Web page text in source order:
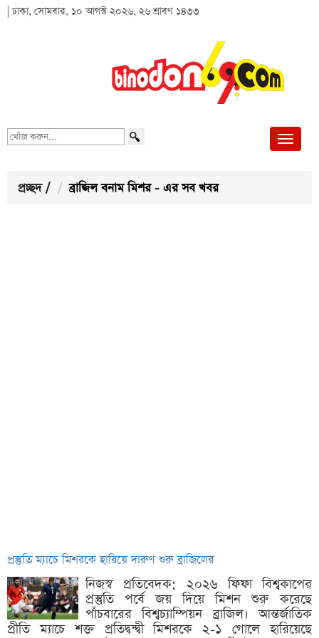
| ঢাকা, সোমবার, ১০ আগস্ট ২০২৬, ২৬ শ্রাবণ ১৪৩৩
খোঁজ
প্রচ্ছদ / ব্রাজিল বনাম মিশর - এর সব খবর
প্রস্তুতি ম্যাচে মিশরকে হারিয়ে দারুণ শুরু ব্রাজিলের
নিজস্ব প্রতিবেদক: ২০২৬ ফিফা বিশ্বকাপের
প্রস্তুতি পর্বে জয় দিয়ে মিশন শুরু করেছে
পাঁচবারের বিশ্বচ্যাম্পিয়ন ব্রাজিল। আন্তর্জাতিক
প্রীতি ম্যাচে শক্ত প্রতিদ্বন্দ্বী মিশরকে ২-১ গোলে হারিয়েছে